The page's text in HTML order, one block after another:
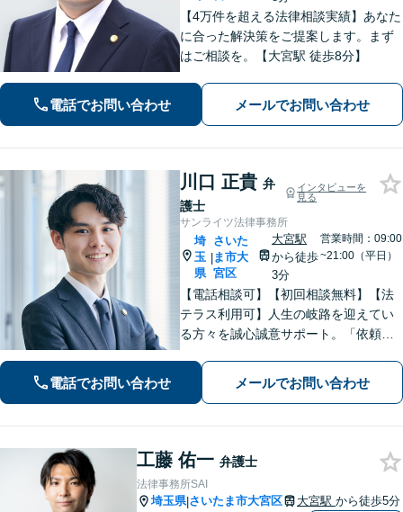
【4万件を超える法律相談実績】あなた
に合った解決策をご提案します。まず
はご相談を。【大宮駅 徒歩8分】
電話でお問い合わせ メールでお問い合わせ
川口 正貴 弁
護士
インタビューを
見る
サンライツ法律事務所
埼
玉
県
|
さいた
ま市大
宮区
大宮駅
から徒歩
3分
営業時間：09:00
~21:00（平日）
【電話相談可】【初回相談無料】【法
テラス利用可】人生の岐路を迎えてい
る方々を誠心誠意サポート。「依頼者
女問題／借金問題／相続／企業法務／
刑事事件／交通事故／労働問題など、
電話でお問い合わせ メールでお問い合わせ
工藤 佑一 弁護士
法律事務所SAI
埼玉県|さいたま市大宮区 大宮駅 から徒歩5分